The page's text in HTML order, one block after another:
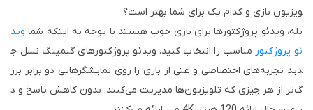
ویزیون بازی و کدام یک برای شما بهتر است؟
بله، ویدئو پروژکتورها برای بازی خوب هستند با توجه به اینکه شما وید
ئو پروژکتور مناسب را انتخاب کنید. ویدئو پروژکتورهای گیمینگ نسل ج
دید تجربه‌های اختصاصی و غنی از بازی را روی نمایشگرهایی دو برابر بزر
گ‌تر از هر چیزی که تلویزیون‌ها مدیریت می‌کنند، بدون کاهش پاسخ و د